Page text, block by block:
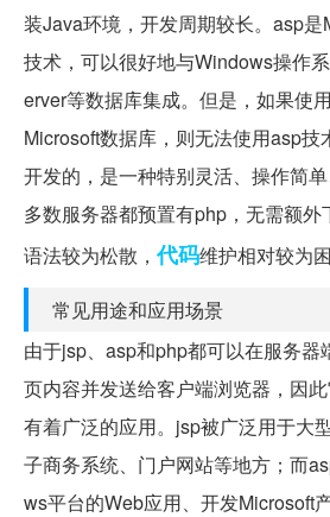
装Java环境，开发周期较长。asp是
技术，可以很好地与Windows操作
erver等数据库集成。但是，如果使
Microsoft数据库，则无法使用asp
开发的，是一种特别灵活、操作简
多数服务器都预置有php，无需额
语法较为松散，代码维护相对较为困
常见用途和应用场景
由于jsp、asp和php都可以在服务器
页内容并发送给客户端浏览器，因
有着广泛的应用。jsp被广泛用于大
子商务系统、门户网站等地方；而
ws平台的Web应用、开发Microsoft